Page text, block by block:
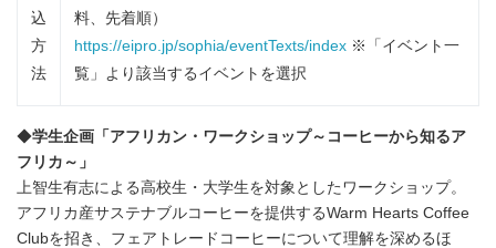
込
方
法
料、先着順）
https://eipro.jp/sophia/eventTexts/index ※「イベント一
覧」より該当するイベントを選択
◆学生企画「アフリカン・ワークショップ～コーヒーから知るア
フリカ～」
上智生有志による高校生・大学生を対象としたワークショップ。
アフリカ産サステナブルコーヒーを提供するWarm Hearts Coffee
Clubを招き、フェアトレードコーヒーについて理解を深めるほ